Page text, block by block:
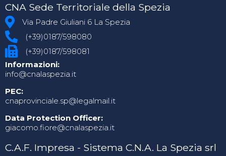
CNA Sede Territoriale della Spezia
Via Padre Giuliani 6 La Spezia
(+39)0187/598080
(+39)0187/598081
Informazioni:
info@cnalaspezia.it
PEC:
cnaprovinciale.sp@legalmail.it
Data Protection Officer:
giacomo.fiore@cnalaspezia.it
C.A.F. Impresa - Sistema C.N.A. La Spezia srl